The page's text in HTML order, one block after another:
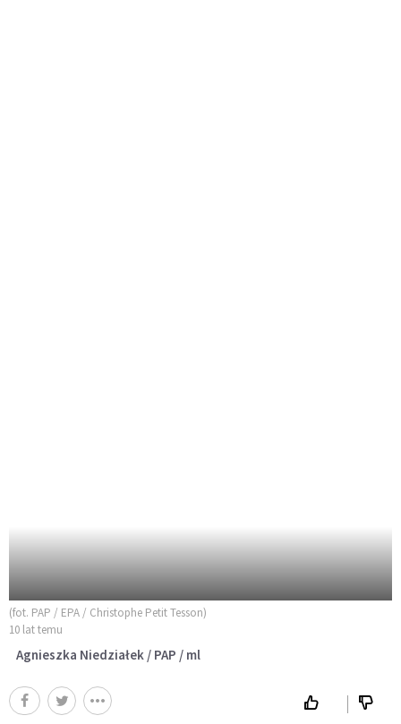
(fot. PAP / EPA / Christophe Petit Tesson)
10 lat temu
Agnieszka Niedziałek / PAP / ml